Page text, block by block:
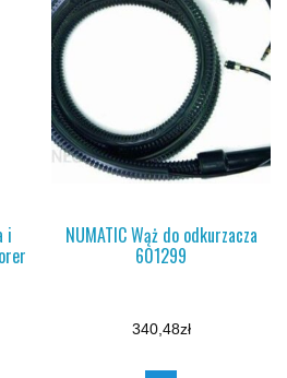
i NUMATIC Wąż do odkurzacza
601299
340,48zł